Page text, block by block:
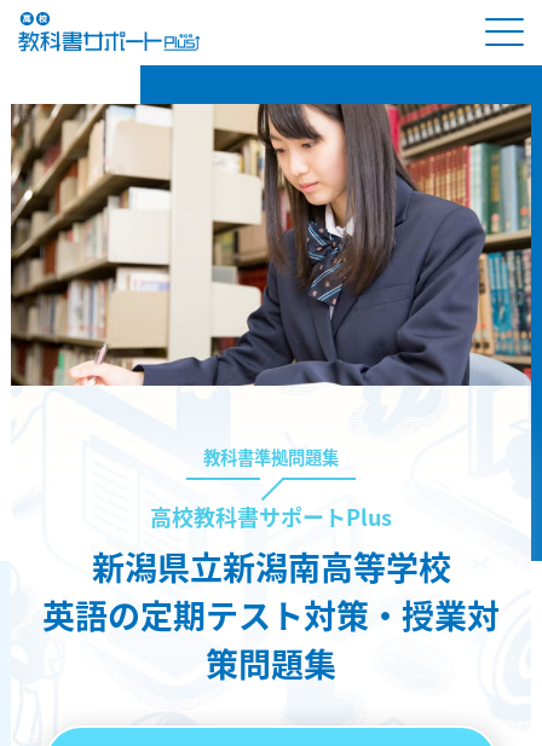
教科書準拠問題集
高校教科書サポートPlus
新潟県立新潟南高等学校
英語の定期テスト対策・授業対
策問題集